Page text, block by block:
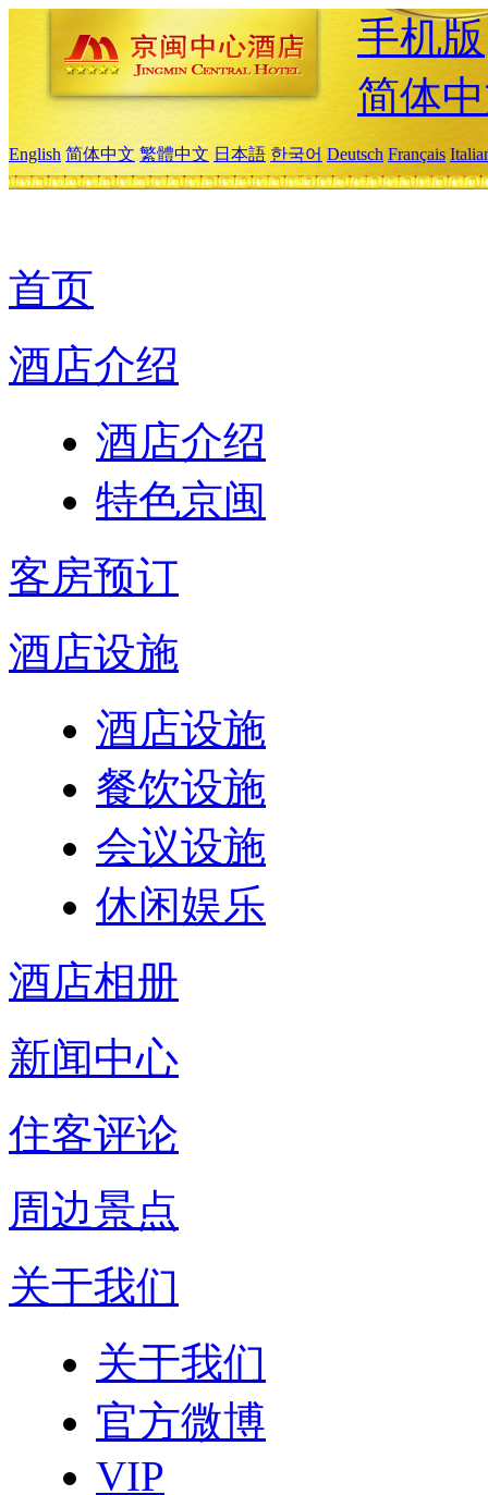
手机版
简体
English 简体中文 繁體中文 日本語 한국어 Deutsch Français
首页
酒店介绍
酒店介绍
特色京闽
客房预订
酒店设施
酒店设施
餐饮设施
会议设施
休闲娱乐
酒店相册
新闻中心
住客评论
周边景点
关于我们
关于我们
官方微博
VIP